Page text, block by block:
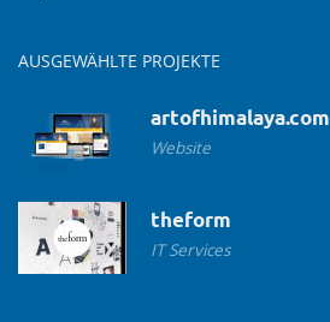
AUSGEWÄHLTE PROJEKTE
artofhimalaya.com
Website
theform
IT Services